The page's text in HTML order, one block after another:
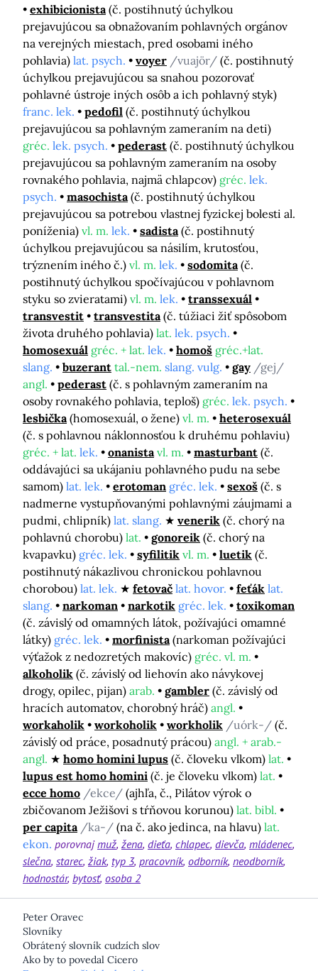
exhibicionista (č. postihnutý úchylkou
prejavujúcou sa obnažovaním pohlavných orgánov
na verejných miestach, pred osobami iného
pohlavia) lat. psych. voyer /vuajör/ (č. postihnutý
úchylkou prejavujúcou sa snahou pozorovať
pohlavné ústroje iných osôb a ich pohlavný styk)
franc. lek.
pedofil (č. postihnutý úchylkou
prejavujúcou sa pohlavným zameraním na deti)
gréc. lek. psych. pederast (č. postihnutý úchylkou
prejavujúcou sa pohlavným zameraním na osoby
rovnakého pohlavia, najmä chlapcov) gréc. lek.
psych.
masochista (č. postihnutý úchylkou
prejavujúcou sa potrebou vlastnej fyzickej bolesti al.
poníženia) vl. m. lek. sadista (č. postihnutý
úchylkou prejavujúcou sa násilím, krutosťou,
trýznením iného č.) vl. m. lek. sodomita (č.
postihnutý úchylkou spočívajúcou v pohlavnom
styku so zvieratami) vl. m. lek.
transsexuál
transvestit
transvestita (č. túžiaci žiť spôsobom
života druhého pohlavia) lat. lek. psych.
homosexuál gréc. + lat. lek. homoš gréc.+lat.
slang.
buzerant tal.-nem. slang. vulg. gay /gej/
angl.
pederast (č. s pohlavným zameraním na
osoby rovnakého pohlavia, teploš) gréc. lek. psych.
lesbička (homosexuál, o žene) vl. m.
heterosexuál
(č. s pohlavnou náklonnosťou k druhému pohlaviu)
gréc. + lat. lek. onanista vl. m. masturbant (č.
oddávajúci sa ukájaniu pohlavného pudu na sebe
samom) lat. lek. erotoman gréc. lek. sexoš (č. s
nadmerne vystupňovanými pohlavnými záujmami a
pudmi, chlipník) lat. slang. venerik (č. chorý na
pohlavnú chorobu) lat. gonoreik (č. chorý na
kvapavku) gréc. lek. syfilitik vl. m. luetik (č.
postihnutý nákazlivou chronickou pohlavnou
chorobou) lat. lek. fetovač lat. hovor. feťák lat.
slang.
narkoman narkotik gréc. lek.
toxikoman
(č. závislý od omamných látok, požívajúci omamné
látky) gréc. lek. morfinista (narkoman požívajúci
výťažok z nedozretých makovíc) gréc. vl. m.
alkoholik (č. závislý od liehovín ako návykovej
drogy, opilec, pijan) arab. gambler (č. závislý od
hracích automatov, chorobný hráč) angl.
workaholik
workoholik workholik /uórk-/ (č.
závislý od práce, posadnutý prácou) angl. + arab.-
angl.
homo homini lupus (č. človeku vlkom) lat.
lupus est homo homini (č. je človeku vlkom) lat.
ecce homo /ekce/ (ajhľa, č., Pilátov výrok o
zbičovanom Ježišovi s tŕňovou korunou) lat. bibl.
per capita /ka-/ (na č. ako jedinca, na hlavu) lat.
ekon. porovnajmuž žena dieťa chlapec dievča mládenec
slečna starec žiak typ 3 pracovník odborník neodborník
hodnostár bytosť osoba 2
Peter Oravec
Slovníky
Obrátený slovník cudzích slov
Ako by to povedal Cicero